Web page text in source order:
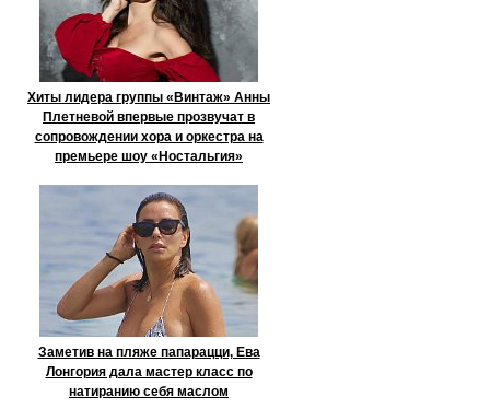
Хиты лидера группы «Винтаж» Анны
Плетневой впервые прозвучат в
сопровождении хора и оркестра на
премьере шоу «Ностальгия»
Заметив на пляже папарацци, Ева
Лонгория дала мастер класс по
натиранию себя маслом